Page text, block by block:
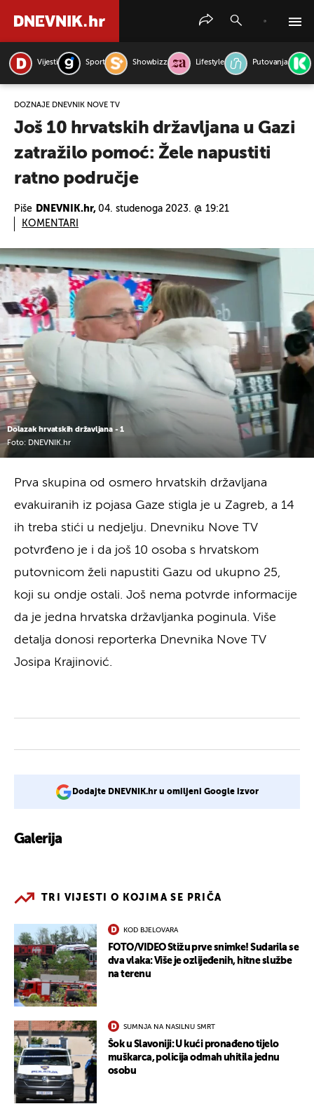
Vijesti Sport Showbizz Lifestyle Putovanja
DOZNAJE DNEVNIK NOVE TV
Još 10 hrvatskih državljana u Gazi
zatražilo pomoć: Žele napustiti
ratno područje
Piše DNEVNIK.hr, 04. studenoga 2023. @ 19:21
KOMENTARI
Dolazak hrvatskih državljana - 1
Foto: DNEVNIK.hr
Prva skupina od osmero hrvatskih državljana
evakuiranih iz pojasa Gaze stigla je u Zagreb, a 14
ih treba stići u nedjelju. Dnevniku Nove TV
potvrđeno je i da još 10 osoba s hrvatskom
putovnicom želi napustiti Gazu od ukupno 25,
koji su ondje ostali. Još nema potvrde informacije
da je jedna hrvatska državljanka poginula. Više
detalja donosi reporterka Dnevnika Nove TV
Josipa Krajinović.
Dodajte DNEVNIK.hr u omiljeni Google izvor
Galerija
TRI VIJESTI O KOJIMA SE PRIČA
KOD BJELOVARA
FOTO/VIDEO Stižu prve snimke! Sudarila se
dva vlaka: Više je ozlijeđenih, hitne službe
na terenu
SUMNJA NA NASILNU SMRT
Šok u Slavoniji: U kući pronađeno tijelo
muškarca, policija odmah uhitila jednu
osobu
PRETRAŽITE VIJESTI